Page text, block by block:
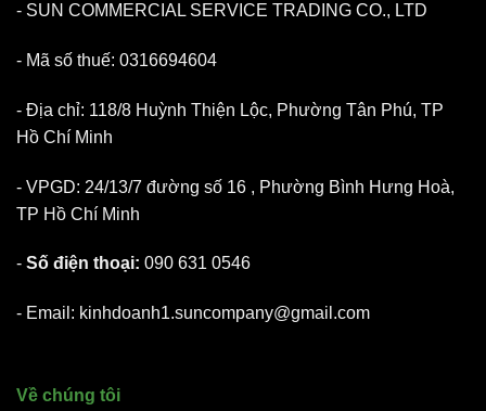
- SUN COMMERCIAL SERVICE TRADING CO., LTD
- Mã số thuế: 0316694604
- Địa chỉ: 118/8 Huỳnh Thiện Lộc, Phường Tân Phú, TP
Hồ Chí Minh
- VPGD: 24/13/7 đường số 16 , Phường Bình Hưng Hoà,
TP Hồ Chí Minh
- Số điện thoại: 090 631 0546
- Email: kinhdoanh1.suncompany@gmail.com
Về chúng tôi